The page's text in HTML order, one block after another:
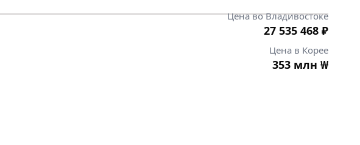
Цена во Владивостоке
27 535 468 ₽
Цена в Корее
353 млн ₩